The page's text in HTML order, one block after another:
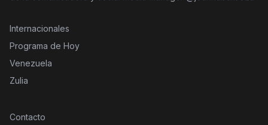
Internacionales
Programa de Hoy
Venezuela
Zulia
Contacto